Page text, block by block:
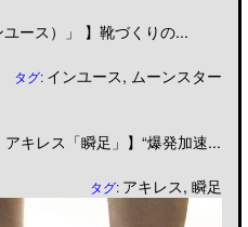
ース）」 】靴づくりの...
タグ: インユース, ムーンスター
キレス「瞬足」】“爆発加速...
タグ: アキレス,瞬足